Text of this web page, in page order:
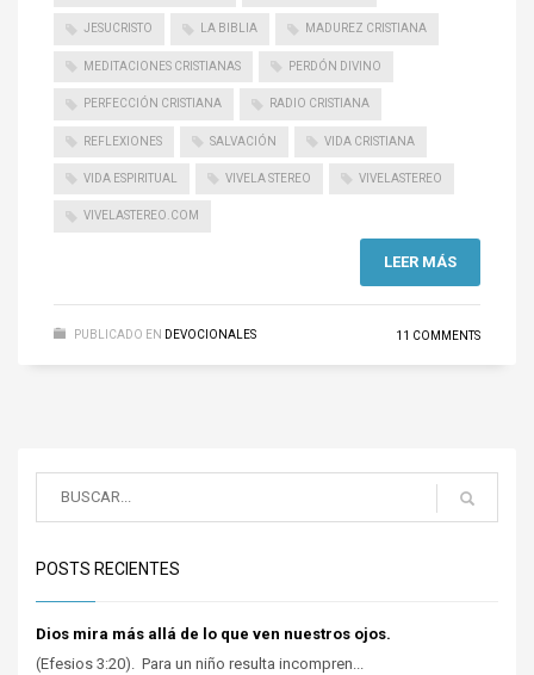
JESUCRISTO LA BIBLIA MADUREZ CRISTIANA
MEDITACIONES CRISTIANAS PERDÓN DIVINO
PERFECCIÓN CRISTIANA RADIO CRISTIANA
REFLEXIONES SALVACIÓN VIDA CRISTIANA
VIDA ESPIRITUAL VIVELA STEREO VIVELASTEREO
VIVELASTEREO.COM
LEER MÁS
PUBLICADO EN DEVOCIONALES 11 COMMENTS
POSTS RECIENTES
Dios mira más allá de lo que ven nuestros ojos.
(Efesios 3:20). Para un niño resulta incompren...